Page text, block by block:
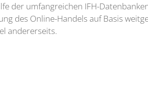
der umfangreichen IFH-
des Online-Handels auf Basis
andererseits.